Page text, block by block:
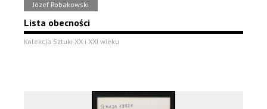
Józef Robakowski
Lista obecności
Kolekcja Sztuki XX i XXI wieku